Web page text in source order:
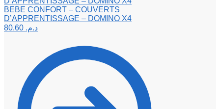
BEBE CONFORT – COUVERTS
D’APPRENTISSAGE – DOMINO X4
د.م.